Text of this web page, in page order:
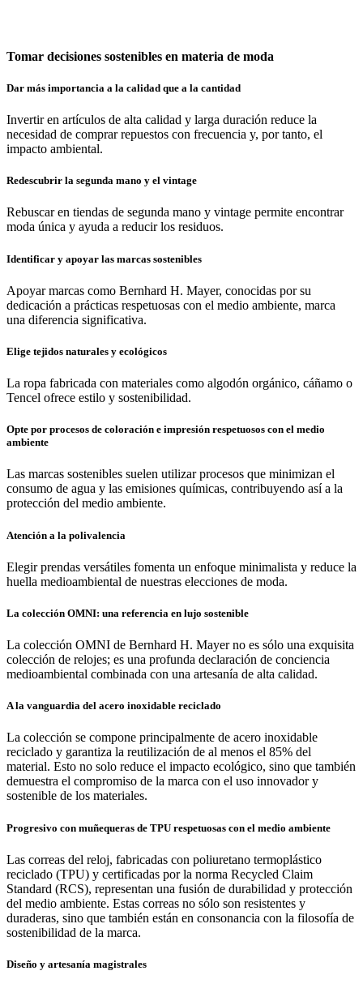
Tomar decisiones sostenibles en materia de moda
Dar más importancia a la calidad que a la cantidad
Invertir en artículos de alta calidad y larga duración reduce la
necesidad de comprar repuestos con frecuencia y, por tanto, el
impacto ambiental.
Redescubrir la segunda mano y el vintage
Rebuscar en tiendas de segunda mano y vintage permite encontrar
moda única y ayuda a reducir los residuos.
Identificar y apoyar las marcas sostenibles
Apoyar marcas como Bernhard H. Mayer, conocidas por su
dedicación a prácticas respetuosas con el medio ambiente, marca
una diferencia significativa.
Elige tejidos naturales y ecológicos
La ropa fabricada con materiales como algodón orgánico, cáñamo o
Tencel ofrece estilo y sostenibilidad.
Opte por procesos de coloración e impresión respetuosos con el medio
ambiente
Las marcas sostenibles suelen utilizar procesos que minimizan el
consumo de agua y las emisiones químicas, contribuyendo así a la
protección del medio ambiente.
Atención a la polivalencia
Elegir prendas versátiles fomenta un enfoque minimalista y reduce la
huella medioambiental de nuestras elecciones de moda.
La colección OMNI: una referencia en lujo sostenible
La colección OMNI de Bernhard H. Mayer no es sólo una exquisita
colección de relojes; es una profunda declaración de conciencia
medioambiental combinada con una artesanía de alta calidad.
A la vanguardia del acero inoxidable reciclado
La colección se compone principalmente de acero inoxidable
reciclado y garantiza la reutilización de al menos el 85% del
material. Esto no solo reduce el impacto ecológico, sino que también
demuestra el compromiso de la marca con el uso innovador y
sostenible de los materiales.
Progresivo con muñequeras de TPU respetuosas con el medio ambiente
Las correas del reloj, fabricadas con poliuretano termoplástico
reciclado (TPU) y certificadas por la norma Recycled Claim
Standard (RCS), representan una fusión de durabilidad y protección
del medio ambiente. Estas correas no sólo son resistentes y
duraderas, sino que también están en consonancia con la filosofía de
sostenibilidad de la marca.
Diseño y artesanía magistrales